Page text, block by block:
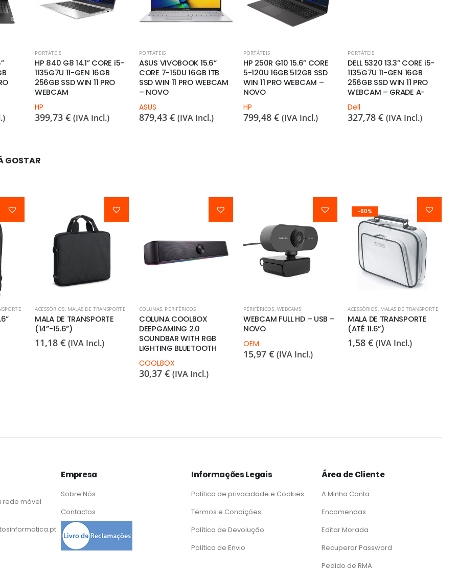
PORTÁTEIS
HP 840 G8 14.1” CORE i5-
1135G7U 11-GEN 16GB
256GB SSD WIN 11 PRO
WEBCAM
HP
399,73 € (IVA Incl.)
PORTÁTEIS
ASUS VIVOBOOK 15.6”
CORE 7-150U 16GB 1TB
SSD WIN 11 PRO WEBCAM
– NOVO
ASUS
879,43 € (IVA Incl.)
PORTÁTEIS
HP 250R G10 15.6” CORE
5-120U 16GB 512GB SSD
WIN 11 PRO WEBCAM –
NOVO
HP
799,48 € (IVA Incl.)
PORTÁTEIS
DELL 5320 13.3” CORE i5-
1135G7U 11-GEN 16GB
256GB SSD WIN 11 PRO
WEBCAM – GRADE A-
Dell
327,78 € (IVA Incl.)
GOSTAR
ACESSÓRIOS, MALAS DE TRANSPORTE
MALA DE TRANSPORTE
(14”-15.6”)
11,18 € (IVA Incl.)
COLUNAS, PERIFÉRICOS
COLUNA COOLBOX
DEEPGAMING 2.0
SOUNDBAR WITH RGB
LIGHTING BLUETOOTH
COOLBOX
30,37 € (IVA Incl.)
PERIFÉRICOS, WEBCAMS
WEBCAM FULL HD – USB –
NOVO
OEM
15,97 € (IVA Incl.)
-60%
ACESSÓRIOS, MALAS DE TRANSPORTE
MALA DE TRANSPORTE
(ATÉ 11.6”)
1,58 € (IVA Incl.)
rede móvel
Empresa
Sobre Nós
Contactos
Informações Legais
Política de privacidade e Cookies
Termos e Condições
Política de Devolução
Política de Envio
Área de Cliente
A Minha Conta
Encomendas
Editar Morada
Recuperar Password
Pedido de RMA